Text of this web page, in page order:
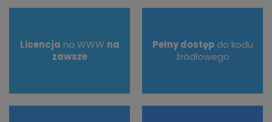
Licencja na WWW na
zawsze
Pełny dostępdo kodu
źródłowego